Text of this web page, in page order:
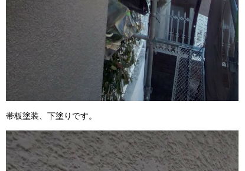
帯板塗装、下塗りです。